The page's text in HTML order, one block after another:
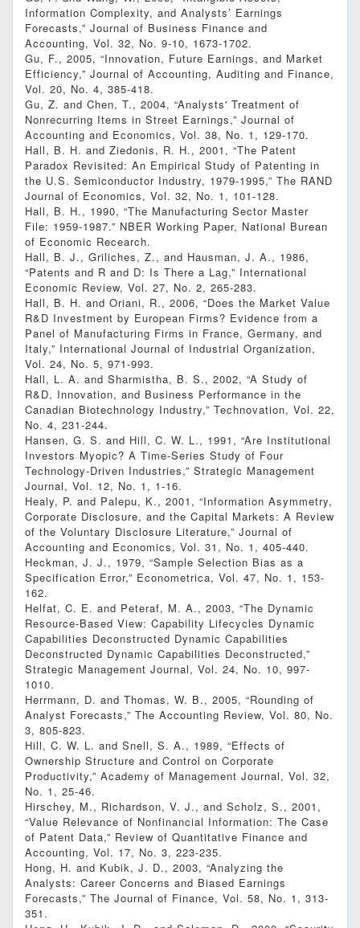
Information Complexity, and Analysts’ Earnings
Forecasts,” Journal of Business Finance and
Accounting, Vol. 32, No. 9-10, 1673-1702.
Gu, F., 2005, “Innovation, Future Earnings, and Market
Efficiency,” Journal of Accounting, Auditing and Finance,
Vol. 20, No. 4, 385-418.
Gu, Z. and Chen, T., 2004, “Analysts' Treatment of
Nonrecurring Items in Street Earnings,” Journal of
Accounting and Economics, Vol. 38, No. 1, 129-170.
Hall, B. H. and Ziedonis, R. H., 2001, “The Patent
Paradox Revisited: An Empirical Study of Patenting in
the U.S. Semiconductor Industry, 1979-1995,” The RAND
Journal of Economics, Vol. 32, No. 1, 101-128.
Hall, B. H., 1990, “The Manufacturing Sector Master
File: 1959-1987.” NBER Working Paper, National Burean
of Economic Recearch.
Hall, B. J., Griliches, Z., and Hausman, J. A., 1986,
“Patents and R and D: Is There a Lag,” International
Economic Review, Vol. 27, No. 2, 265-283.
Hall, B. H. and Oriani, R., 2006, “Does the Market Value
R&D Investment by European Firms? Evidence from a
Panel of Manufacturing Firms in France, Germany, and
Italy,” International Journal of Industrial Organization,
Vol. 24, No. 5, 971-993.
Hall, L. A. and Sharmistha, B. S., 2002, “A Study of
R&D, Innovation, and Business Performance in the
Canadian Biotechnology Industry,” Technovation, Vol. 22,
No. 4, 231-244.
Hansen, G. S. and Hill, C. W. L., 1991, “Are Institutional
Investors Myopic? A Time-Series Study of Four
Technology-Driven Industries,” Strategic Management
Journal, Vol. 12, No. 1, 1-16.
Healy, P. and Palepu, K., 2001, “Information Asymmetry,
Corporate Disclosure, and the Capital Markets: A Review
of the Voluntary Disclosure Literature,” Journal of
Accounting and Economics, Vol. 31, No. 1, 405‐440.
Heckman, J. J., 1979, “Sample Selection Bias as a
Specification Error,” Econometrica, Vol. 47, No. 1, 153-
162.
Helfat, C. E. and Peteraf, M. A., 2003, “The Dynamic
Resource-Based View: Capability Lifecycles Dynamic
Capabilities Deconstructed Dynamic Capabilities
Deconstructed Dynamic Capabilities Deconstructed,”
Strategic Management Journal, Vol. 24, No. 10, 997-
1010.
Herrmann, D. and Thomas, W. B., 2005, “Rounding of
Analyst Forecasts,” The Accounting Review, Vol. 80, No.
3, 805-823.
Hill, C. W. L. and Snell, S. A., 1989, “Effects of
Ownership Structure and Control on Corporate
Productivity,” Academy of Management Journal, Vol. 32,
No. 1, 25-46.
Hirschey, M., Richardson, V. J., and Scholz, S., 2001,
“Value Relevance of Nonfinancial Information: The Case
of Patent Data,” Review of Quantitative Finance and
Accounting, Vol. 17, No. 3, 223-235.
Hong, H. and Kubik, J. D., 2003, “Analyzing the
Analysts: Career Concerns and Biased Earnings
Forecasts,” The Journal of Finance, Vol. 58, No. 1, 313-
351.